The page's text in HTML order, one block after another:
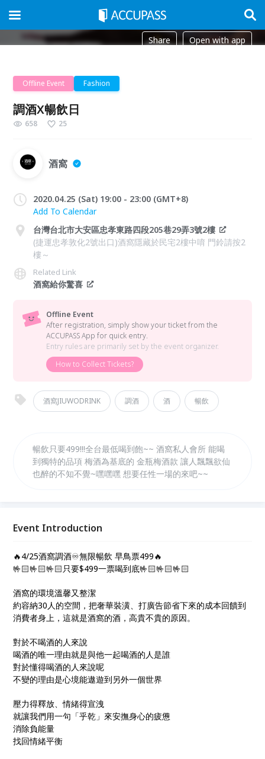
Share Open with app
Offline Event Fashion
調酒X暢飲日
658 25
酒窩
2020.04.25 (Sat) 19:00 - 23:00 (GMT+8)
Add To Calendar
台灣台北市大安區忠孝東路四段205巷29弄3號2樓
(捷運忠孝敦化2號出口)酒窩隱藏於民宅2樓中唷 門鈴請按2
樓～
Related Link
酒窩給你驚喜
Offline Event
After registration, simply show your ticket from the
ACCUPASS App for quick entry.
Entry rules are primarily set by the event organizer.
How to Collect Tickets?
酒窩JIUWODRINK 調酒 酒 暢飲
暢飲只要499!!!全台最低喝到飽~~ 酒窩私人會所 能喝
到獨特的品項 梅酒為基底的 金瓶梅酒款 讓人飄飄欲仙
也醉的不知不覺~嘿嘿嘿 想要任性一場的來吧~~
Event Introduction
🔥4/25酒窩調酒♾無限暢飲 早鳥票499🔥
🤟🏻🤟🏻🤟🏻只要$499一票喝到底🤟🏻🤟🏻🤟🏻
酒窩的環境溫馨又整潔
約容納30人的空間，把奢華裝潢、打廣告節省下來的成本回饋到
消費者身上，這就是酒窩的酒，高貴不貴的原因。
對於不喝酒的人來說
喝酒的唯一理由就是與他一起喝酒的人是誰
對於懂得喝酒的人來說呢
不變的理由是心境能遨遊到另外一個世界
壓力得釋放、情緒得宣洩
就讓我們用一句「乎乾」來安撫身心的疲憊
消除負能量
找回情緒平衡